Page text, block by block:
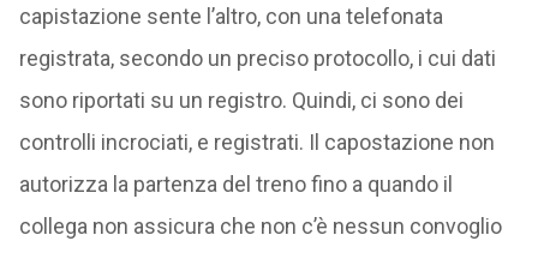
capistazione sente l’altro, con una telefonata
registrata, secondo un preciso protocollo, i cui dati
sono riportati su un registro. Quindi, ci sono dei
controlli incrociati, e registrati. Il capostazione non
autorizza la partenza del treno fino a quando il
collega non assicura che non c’è nessun convoglio